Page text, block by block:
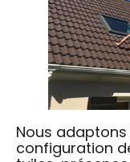
Nous
configuration